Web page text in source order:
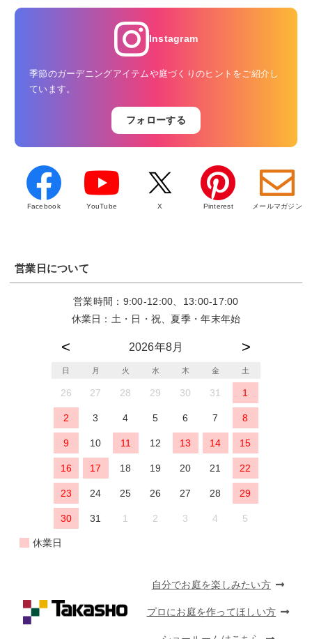
Instagram
季節のガーデニングアイテムや庭づくりのヒントをご紹介し
ています。
フォローする
Facebook YouTube X Pinterest メールマガジン
営業日について
営業時間：9:00-12:00、13:00-17:00
休業日：土・日・祝、夏季・年末年始
2026年8月
日 月 火 水 木 金 土
26 27 28 29 30 31 1
2 3 4 5 6 7 8
9 10 11 12 13 14 15
16 17 18 19 20 21 22
23 24 25 26 27 28 29
30 31 1 2 3 4 5
休業日
自分でお庭を楽しみたい方
プロにお庭を作ってほしい方